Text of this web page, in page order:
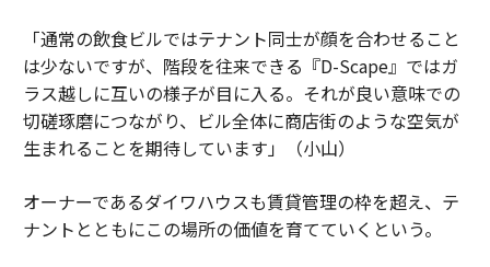
「通常の飲食ビルではテナント同士が顔を合わせること
は少ないですが、階段を往来できる『D-Scape』ではガ
ラス越しに互いの様子が目に入る。それが良い意味での
切磋琢磨につながり、ビル全体に商店街のような空気が
生まれることを期待しています」（小山）
オーナーであるダイワハウスも賃貸管理の枠を超え、テ
ナントとともにこの場所の価値を育てていくという。